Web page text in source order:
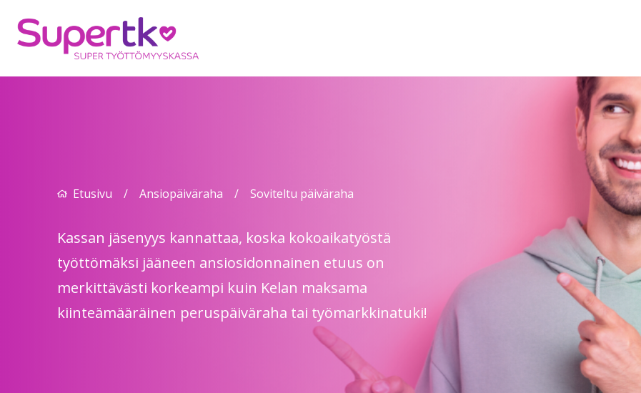
Etusivu / Ansiopäiväraha / Soviteltu päiväraha
Kassan jäsenyys kannattaa, koska kokoaikatyöstä
työttömäksi jääneen ansiosidonnainen etuus on
merkittävästi korkeampi kuin Kelan maksama
kiinteämääräinen peruspäiväraha tai työmarkkinatuki!